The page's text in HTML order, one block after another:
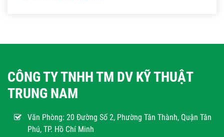
CÔNG TY TNHH TM DV KỸ THUẬT
TRUNG NAM
Văn Phòng: 20 Đường Số 2, Phường Tân Thành, Quận Tân
Phú, TP. Hồ Chí Minh